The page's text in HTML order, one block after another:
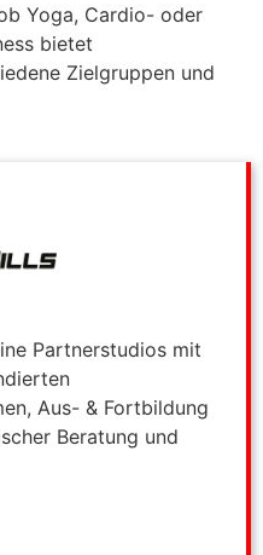
Yoga, Cardio- oder
bietet
Zielgruppen und
Partnerstudios mit
Aus- & Fortbildung
Beratung und